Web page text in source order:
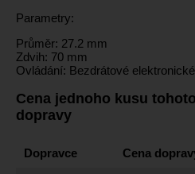
Parametry:
Průměr: 27.2 mm
Zdvih: 70 mm
Ovládání: Bezdrátové elektronické
Cena jednoho kusu
dopravy
Dopravce Cena